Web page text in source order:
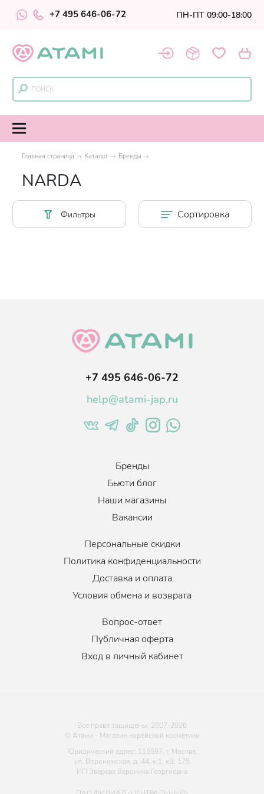
+7 495 646-06-72 ПН-ПТ 09:00-18:00
Главная страница Каталог Бренды
NARDA
Фильтры Сортировка
+7 495 646-06-72
help@atami-jap.ru
Бренды
Бьюти блог
Наши магазины
Вакансии
Персональные скидки
Политика конфиденциальности
Доставка и оплата
Условия обмена и возврата
Вопрос-ответ
Публичная оферта
Вход в личный кабинет
Все права защищены. 2007-2026
© Атами - Магазин корейской косметики
Юридический адрес: 115597, г. Москва,
ул. Воронежская, д. 44, к 1, кВ. 175
ИП Зверева Вероника Георгиевна